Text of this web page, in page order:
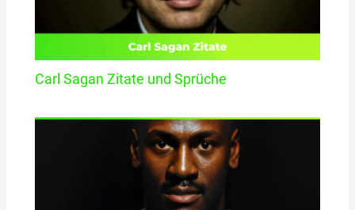
Carl Sagan Zitate und Sprüche